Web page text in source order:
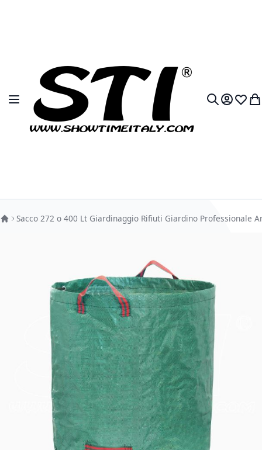
Toggle Nav MyLista
Sacco 272 o 400 Lt Giardinaggio Rifiuti Giardino Professionale